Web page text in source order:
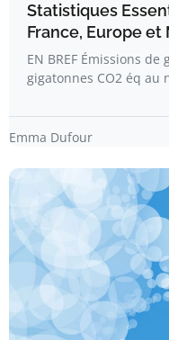
Statistiques
France, Europe et
EN BREF Émissions
gigatonnes CO2 éq au
Emma Dufour